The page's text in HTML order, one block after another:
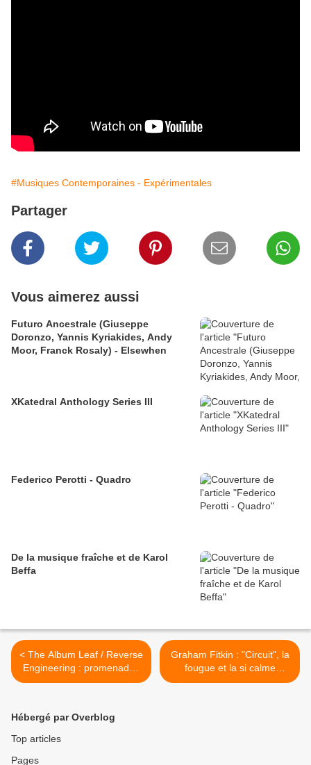
#Musiques Contemporaines - Expérimentales
Partager
Vous aimerez aussi
Futuro Ancestrale (Giuseppe
Doronzo, Yannis Kyriakides, Andy
Moor, Franck Rosaly) - Elsewhen
XKatedral Anthology Series III
Federico Perotti - Quadro
De la musique fraîche et de Karol
Beffa
< The Album Leaf / Reverse
Engineering : promenades
électro bucolico-
Graham Fitkin : "Circuit", la
fougue et la si calme
lumière. >
Hébergé par Overblog
Top articles
Pages